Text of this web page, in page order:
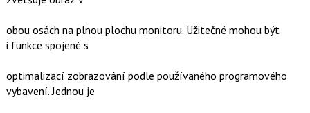
obou osách na plnou plochu monitoru. Užitečné mohou být
i funkce spojené s
optimalizací zobrazování podle používaného programového
vybavení. Jednou je